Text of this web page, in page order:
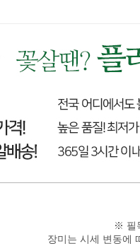
※ 필
장미는 시세 변동에